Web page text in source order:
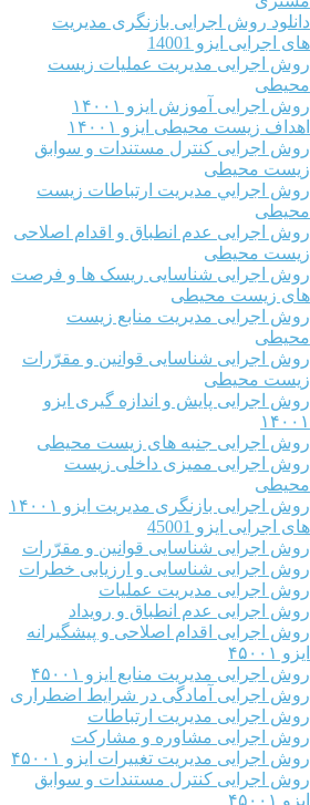
دانلود روش اجرایی بازنگری مدیریت
اجرایی ایزو 14001
روش اجرایی مدیریت عملیات زیست
محیطی
روش اجرایی آموزش ایزو ۱۴۰۰۱
اهداف زیست محیطی ایزو ۱۴۰۰۱
روش اجرایی کنترل مستندات و سوابق
زیست محیطی
روش اجرايي مدیریت ارتباطات زیست
محیطی
روش اجرایی عدم انطباق و اقدام اصلاحی
زیست محیطی
روش اجرایی شناسایی ریسک ها و فرصت
های زیست محیطی
روش اجرایی مدیریت منابع زیست
محیطی
روش اجرایی شناسایی قوانین و مقرّرات
زیست محیطی
روش اجرایی پایش و اندازه گیری ایزو
۱۴۰۰۱
روش اجرایی جنبه های زیست محیطی
روش اجرایی ممیزی داخلی زیست
محیطی
روش اجرایی بازنگری مدیریت ایزو ۱۴۰۰۱
اجرایی ایزو 45001
روش اجرایی شناسایی قوانین و مقرّرات
روش اجرایی شناسایی و ارزیابی خطرات
روش اجرایی مدیریت عملیات
روش اجرایی عدم انطباق و رویداد
روش اجرایی اقدام اصلاحی و پیشگیرانه
ایزو ۴۵۰۰۱
روش اجرایی مدیریت منابع ایزو ۴۵۰۰۱
روش اجرایی آمادگی در شرایط اضطراری
روش اجرایی مدیریت ارتباطات
روش اجرایی مشاوره و مشارکت
روش اجرایی مدیریت تغییرات ایزو ۴۵۰۰۱
روش اجرایی کنترل مستندات و سوابق
ایزو ۴۵۰۰۱